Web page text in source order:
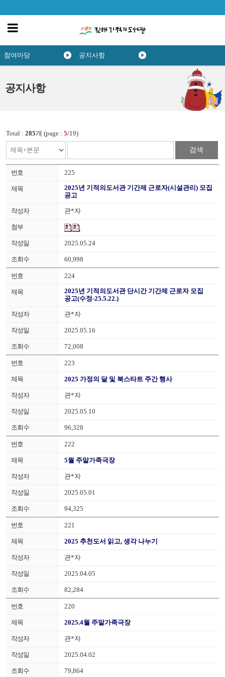
공지사항
참여마당 공지사항
Total : 285개 (page : 5/19)
검색
225
2025년 기적의도서관 기간제 근로자(시설관리) 모집
공고
관*자
2025.05.24
60,998
224
2025년 기적의도서관 단시간 기간제 근로자 모집
공고(수정-25.5.22.)
관*자
2025.05.16
72,008
223
2025 가정의 달 및 북스타트 주간 행사
관*자
2025.05.10
96,328
222
5월 주말가족극장
관*자
2025.05.01
94,325
221
2025 추천도서 읽고, 생각 나누기
관*자
2025.04.05
82,284
220
2025.4월 주말가족극장
관*자
2025.04.02
79,864